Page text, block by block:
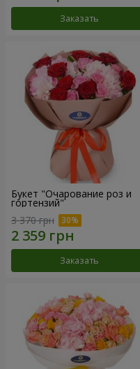
Заказать
Букет "Очарование роз и
гортензий"
3 370 грн
Заказать